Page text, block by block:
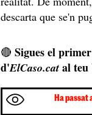
descarta que se'n
🔴Sigues el
d'ElCaso.cat al teu
Ha passat